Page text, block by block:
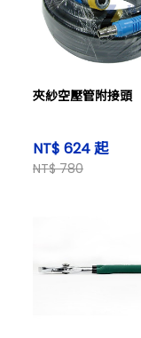
夾紗空壓管附接頭
NT$ 624 起
NT$ 780